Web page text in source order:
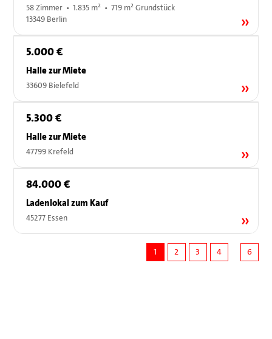
58 Zimmer • 1.835 m² • 719 m² Grundstück
13349 Berlin
5.000 €
Halle zur Miete
33609 Bielefeld
5.300 €
Halle zur Miete
47799 Krefeld
84.000 €
Ladenlokal zum Kauf
45277 Essen
1 2 3 4 6